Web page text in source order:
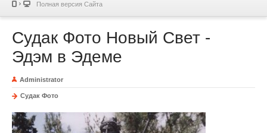
Полная версия Сайта
Судак Фото Новый Свет -
Эдэм в Эдеме
Administrator
Судак Фото